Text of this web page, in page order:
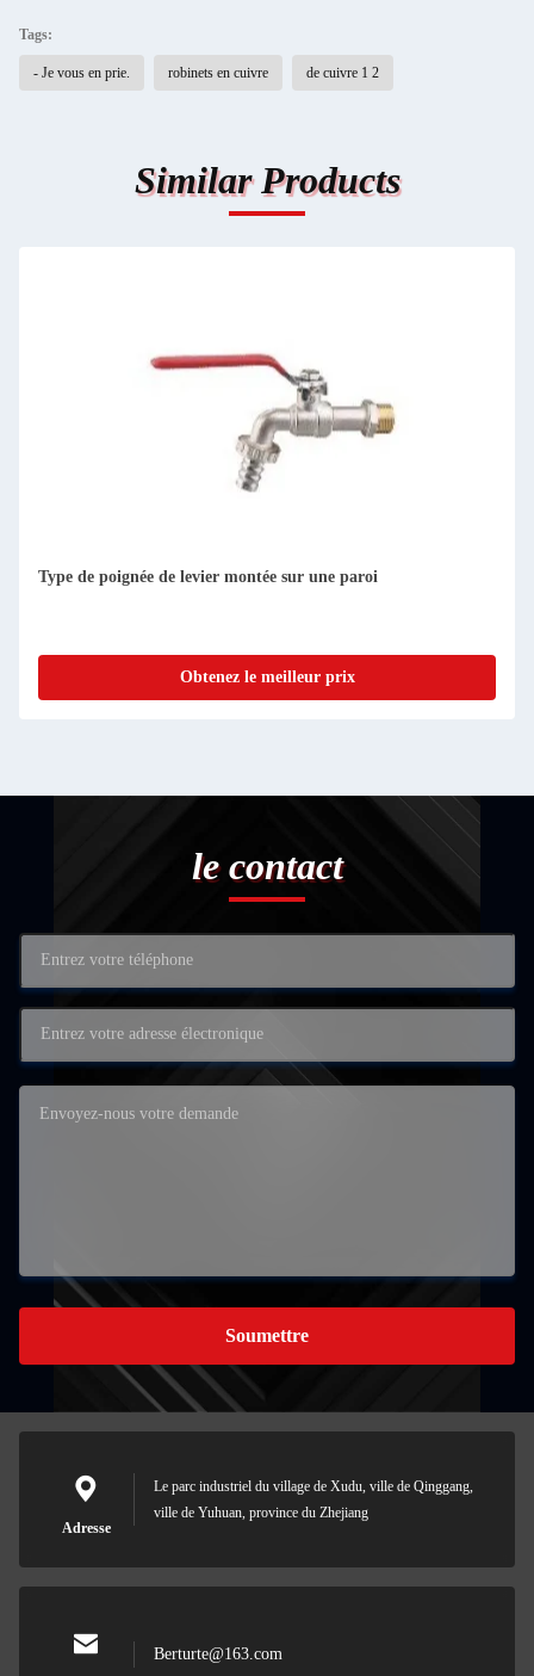
Tags:
- Je vous en prie. robinets en cuivre de cuivre 1 2
Similar Products
Type de poignée de levier montée sur une paroi
Obtenez le meilleur prix
le contact
Soumettre
Adresse
Le parc industriel du village de Xudu, ville de Qinggang,
ville de Yuhuan, province du Zhejiang
Berturte@163.com